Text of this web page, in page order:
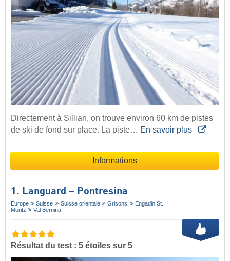
Directement à Sillian, on trouve environ 60 km de pistes
de ski de fond sur place. La piste… En savoir plus
Informations
1. Languard – Pontresina
Europe Suisse Suisse orientale Grisons
Engadin St.
Moritz
Val Bernina
Résultat du test : 5 étoiles sur 5